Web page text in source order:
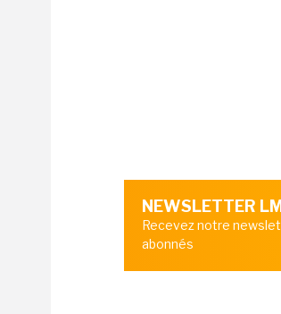
NEWSLETTER LMI
Recevez notre
abonnés